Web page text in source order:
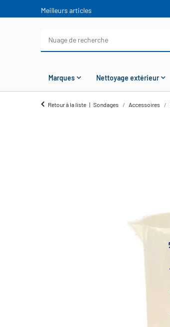
Meilleurs articles
Marques Nettoyage extérieur
Retour à la liste Sondages Accessoires